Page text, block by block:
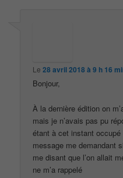
Le28 avril 2018 à 9 h 16
Bonjour,
À la dernière édition on
mais je n’avais pas pu
étant à cet instant
message me demandant
me disant que l’on allait
ne m’a rappelé